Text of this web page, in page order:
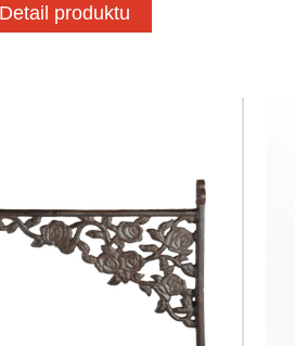
Detail produktu